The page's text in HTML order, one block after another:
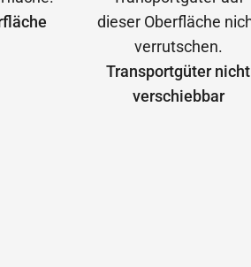
Transportgüter nicht
verschiebbar